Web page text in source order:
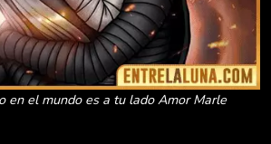
en el mundo es a tu lado Amor Marle